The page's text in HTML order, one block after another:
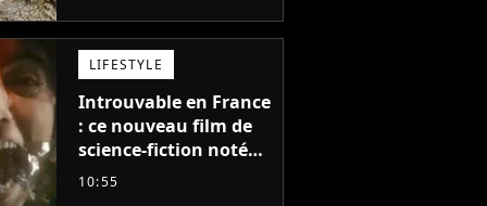
LIFESTYLE
Introuvable en France
: ce nouveau film de
science-fiction noté
55% est décrit comme
10:55